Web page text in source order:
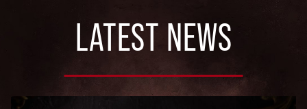
LATEST NEWS